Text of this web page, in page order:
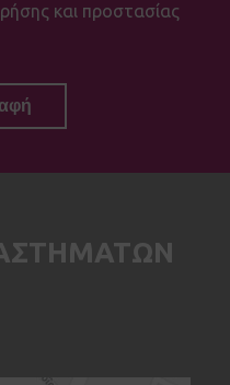
και προστασίας